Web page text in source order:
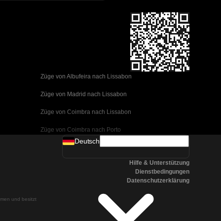
Züge von Albufeira nach Lissabon
Züge von Madrid nach Lissabon
Züge von Coimbra nach Lissabon
Züge von Coimbra nach Porto
Züge von Valencia nach Barcelona
Züge von Malaga nach Barcelona
Züge von Malaga nach Madrid
Züge von Cordoba nach Madrid
und besitzt
Deutsch
Hilfe & Unterstützung
Dienstbedingungen
Datenschutzerklärung